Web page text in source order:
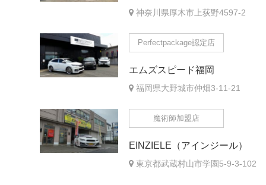
神奈川県厚木市上荻野4597-2
Perfectpackage認定店
エムズスピード福岡
福岡県大野城市仲畑3-11-21
魔術師加盟店
EINZIELE（アインジール）
東京都武蔵村山市学園5-9-3-102